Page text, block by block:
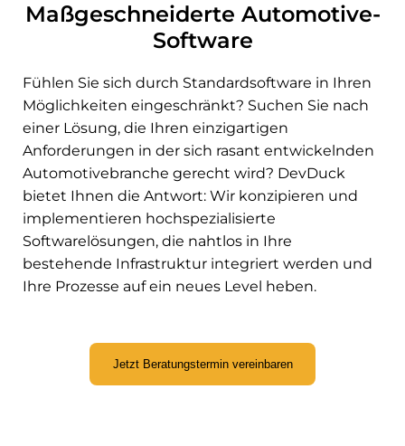
Maßgeschneiderte Automotive-
Software
Fühlen Sie sich durch Standardsoftware in Ihren
Möglichkeiten eingeschränkt? Suchen Sie nach
einer Lösung, die Ihren einzigartigen
Anforderungen in der sich rasant entwickelnden
Automotivebranche gerecht wird? DevDuck
bietet Ihnen die Antwort: Wir konzipieren und
implementieren hochspezialisierte
Softwarelösungen, die nahtlos in Ihre
bestehende Infrastruktur integriert werden und
Ihre Prozesse auf ein neues Level heben.
Jetzt Beratungstermin vereinbaren